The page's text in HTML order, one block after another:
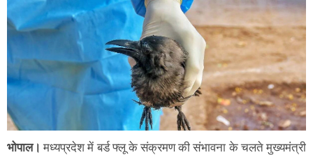
भोपाल। मध्यप्रदेश में बर्ड फ्लू के संक्रमण की संभावना के चलते मुख्यमंत्री